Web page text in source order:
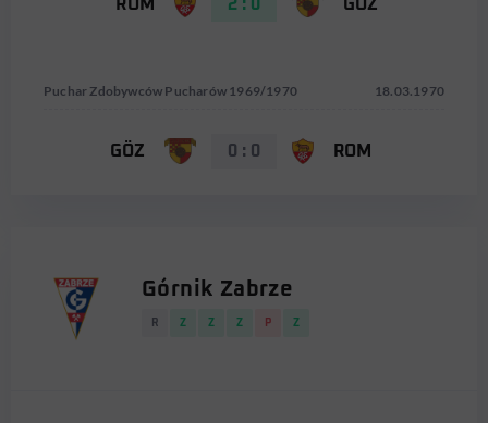
ROM 2 : 0 GÖZ
Puchar Zdobywców Pucharów 1969/1970 18.03.1970
GÖZ 0 : 0 ROM
Górnik Zabrze
R Z Z Z P Z